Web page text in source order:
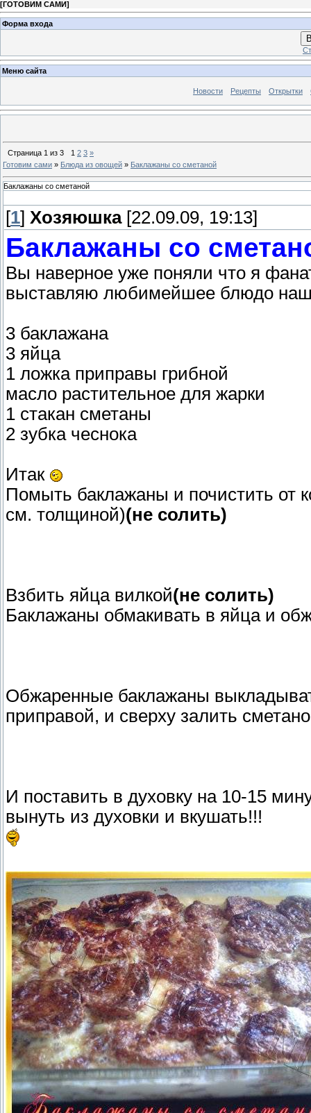
[ГОТОВИМ САМИ]
Форма входа
Меню сайта
Новости Рецепты Открытки
Страница 1 из 3 1 2 3 »
Готовим сами » Блюда из овощей » Баклажаны со сметаной
Баклажаны со сметаной
[1] Хозяюшка[22.09.09, 19:13]
Баклажаны со
Вы наверное уже поняли что я
выставляю любимейшее блюдо
3 баклажана
3 яйца
1 ложка приправы грибной
масло растительное для жарки
1 стакан сметаны
2 зубка чеснока
Итак
Помыть баклажаны и почистить от
см. толщиной)(не солить)
Взбить яйца вилкой(не солить)
Баклажаны обмакивать в яйца и
Обжаренные баклажаны
приправой, и сверху залить
И поставить в духовку на 10-15
вынуть из духовки и вкушать!!!